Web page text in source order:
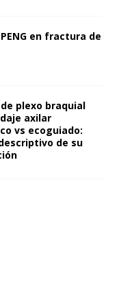
en fractura de
plexo braquial
axilar
vs ecoguiado:
de su